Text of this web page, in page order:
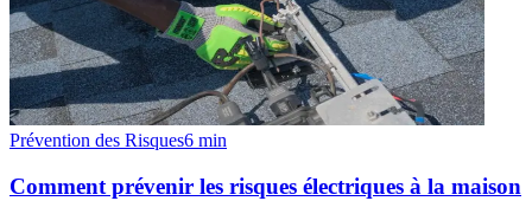
Prévention des Risques6 min
Comment prévenir les risques électriques à la maison